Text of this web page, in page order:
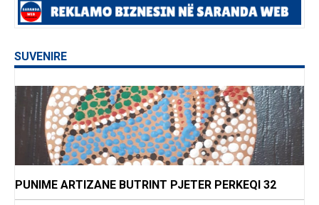
SUVENIRE
PUNIME ARTIZANE BUTRINT PJETER PERKEQI 32